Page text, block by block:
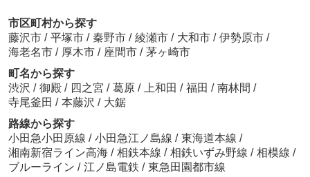
市区町村から探す
藤沢市 / 平塚市 / 秦野市 / 綾瀬市 / 大和市 / 伊勢原市 /
海老名市 / 厚木市 / 座間市 / 茅ヶ崎市
町名から探す
渋沢 / 御殿 / 四之宮 / 葛原 / 上和田 / 福田 / 南林間 /
寺尾釜田 / 本藤沢 / 大鋸
路線から探す
小田急小田原線 / 小田急江ノ島線 / 東海道本線 /
湘南新宿ライン高海 / 相鉄本線 / 相鉄いずみ野線 / 相模線 /
ブルーライン / 江ノ島電鉄 / 東急田園都市線